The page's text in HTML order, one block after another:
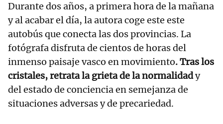
Durante dos años, a primera hora de la mañana
y al acabar el día, la autora coge este este
autobús que conecta las dos provincias. La
fotógrafa disfruta de cientos de horas del
inmenso paisaje vasco en movimiento. Tras los
cristales, retrata la grieta de la normalidady
del estado de conciencia en semejanza de
situaciones adversas y de precariedad.